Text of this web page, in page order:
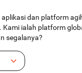
dan platform
Kami ialah platform
segalanya?